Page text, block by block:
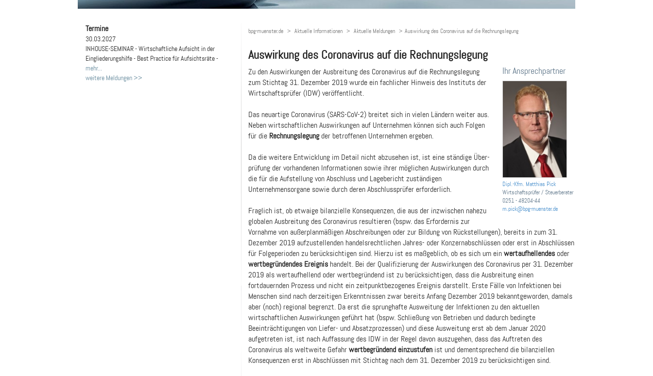
Termine
30.03.2027
INHOUSE-SEMINAR - Wirtschaftliche Aufsicht in der
Eingliederungshilfe - Best Practice für Aufsichtsräte -
mehr...
weitere Meldungen
bpg-muenster.de Aktuelle Informationen Aktuelle Meldungen Auswirkung des Coronavirus auf die Rechnungslegung
Auswirkung des Coronavirus auf die Rechnungslegung
Ihr Ansprechpartner
Dipl.-Kfm. Matthias Pick
Wirtschaftsprüfer / Steuerberater
0251 - 48204-44
m.pick@bpg-muenster.de
Zu den Auswirkungen der Ausbreitung des Coronavirus auf die Rechnungslegung
zum Stichtag 31. Dezember 2019 wurde ein fachlicher Hinweis des Instituts der
Wirtschaftsprüfer (IDW) veröffentlicht.
Das neuartige Coronavirus (SARS-CoV-2) breitet sich in vielen Ländern weiter aus.
Neben wirtschaftlichen Auswirkungen auf Unternehmen können sich auch Folgen
für die Rechnungslegungder betroffenen Unternehmen ergeben.
Da die weitere Entwicklung im Detail nicht abzusehen ist, ist eine ständige Über-
prüfung der vorhandenen Informationen sowie ihrer möglichen Auswirkungen durch
die für die Aufstellung von Abschluss und Lagebericht zuständigen
Unternehmensorgane sowie durch deren Abschlussprüfer erforderlich.
Fraglich ist, ob etwaige bilanzielle Konsequenzen, die aus der inzwischen nahezu
globalen Ausbreitung des Coronavirus resultieren (bspw. das Erfordernis zur
Vornahme von außerplanmäßigen Abschreibungen oder zur Bildung von Rückstellungen), bereits in zum 31.
Dezember 2019 aufzustellenden handelsrechtlichen Jahres- oder Konzernabschlüssen oder erst in Abschlüssen
für Folgeperioden zu berücksichtigen sind. Hierzu ist es maßgeblich, ob es sich um einwertaufhellendes oder
wertbegründendes Ereignis handelt. Bei der Qualifizierung der Auswirkungen des Coronavirus per 31. Dezember
2019 als wertaufhellend oder wertbegründend ist zu berücksichtigen, dass die Ausbreitung einen
fortdauernden Prozess und nicht ein zeitpunktbezogenes Ereignis darstellt. Erste Fälle von Infektionen bei
Menschen sind nach derzeitigen Erkenntnissen zwar bereits Anfang Dezember 2019 bekanntgeworden, damals
aber (noch) regional begrenzt. Da erst die sprunghafte Ausweitung der Infektionen zu den aktuellen
wirtschaftlichen Auswirkungen geführt hat (bspw. Schließung von Betrieben und dadurch bedingte
Beeinträchtigungen von Liefer- und Absatzprozessen) und diese Ausweitung erst ab dem Januar 2020
aufgetreten ist, ist nach Auffassung des IDW in der Regel davon auszugehen, dass das Auftreten des
Coronavirus als weltweite Gefahrwertbegründend einzustufen ist und dementsprechend die bilanziellen
Konsequenzen erst in Abschlüssen mit Stichtag nach dem 31. Dezember 2019 zu berücksichtigen sind.